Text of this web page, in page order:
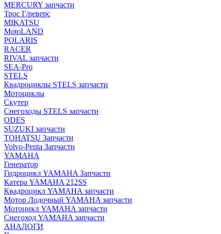
MERCURY запчасти
Трос Г/реверс
MIKATSU
MotoLAND
POLARIS
RACER
RIVAL запчасти
SEA-Pro
STELS
Квадроциклы STELS запчасти
Мотоциклы
Скутер
Снегоходы STELS запчасти
ODES
SUZUKI запчасти
TOHATSU Запчасти
Volvo-Penta Запчасти
YAMAHA
Генератор
Гидроцикл YAMAHA Запчасти
Катера YAMAHA 212SS
Квадроцикл YAMAHA запчасти
Мотор Лодочный YAMAHA запчасти
Мотоцикл YAMAHA запчасти
Снегоход YAMAHA запчасти
АНАЛОГИ